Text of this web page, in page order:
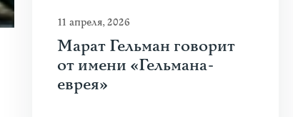
23 июня 2026|Искусство
Молдова между фресками, дронами
11 апреля, 2026
Марат Гельман говорит
от имени «Гельмана-
еврея»